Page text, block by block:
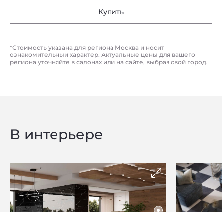
Купить
*Стоимость указана для региона Москва и носит
ознакомительный характер. Актуальные цены для вашего
региона уточняйте в салонах или на сайте, выбрав свой город.
В интерьере